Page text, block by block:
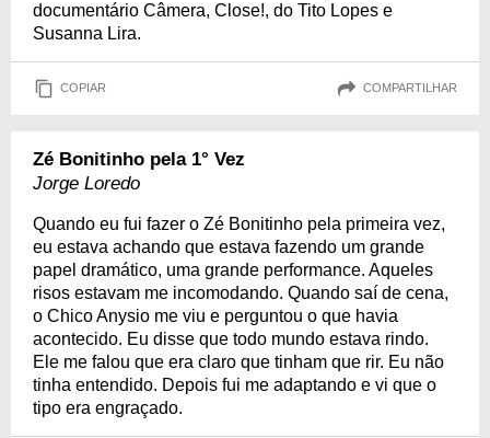
documentário Câmera, Close!, do Tito Lopes e
Susanna Lira.
COPIAR COMPARTILHAR
Zé Bonitinho pela 1° Vez
Jorge Loredo
Quando eu fui fazer o Zé Bonitinho pela primeira vez,
eu estava achando que estava fazendo um grande
papel dramático, uma grande performance. Aqueles
risos estavam me incomodando. Quando saí de cena,
o Chico Anysio me viu e perguntou o que havia
acontecido. Eu disse que todo mundo estava rindo.
Ele me falou que era claro que tinham que rir. Eu não
tinha entendido. Depois fui me adaptando e vi que o
tipo era engraçado.